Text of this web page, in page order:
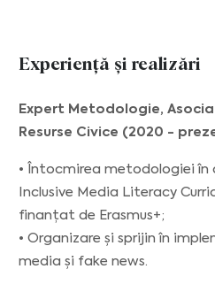
Experiență și realizări
Expert Metodologie,
Resurse Civice (2020 -
• Întocmirea metodologiei în
Inclusive Media Literacy
finanțat de Erasmus+;
• Organizare și sprijin în
media și fake news.